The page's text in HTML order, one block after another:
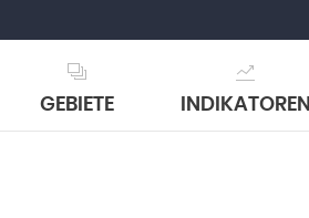
GEBIETE INDIKATOREN